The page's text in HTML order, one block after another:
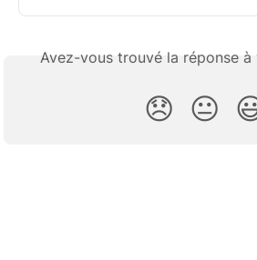
Avez-vous trouvé la réponse
😞 😐